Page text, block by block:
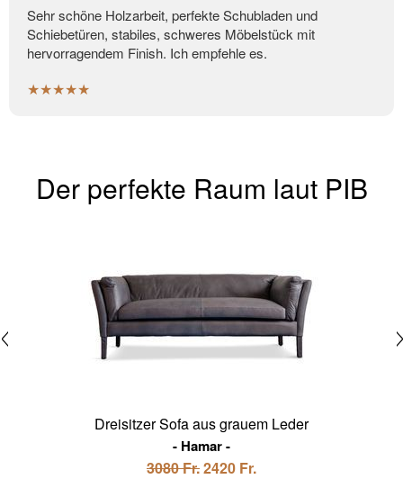
Sehr schöne Holzarbeit, perfekte Schubladen und
Schiebetüren, stabiles, schweres Möbelstück mit
hervorragendem Finish. Ich empfehle es.
★★★★★
Der perfekte Raum laut PIB
Dreisitzer Sofa aus grauem Leder
Hamar
3080 Fr.2420 Fr.